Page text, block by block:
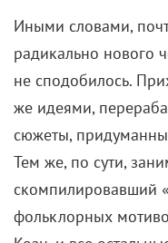
«Всякий, кто
мечты и надежды
связанные с
ответственность
Нолан. –
Работая
рыцарь», я
истории,
люди ждут